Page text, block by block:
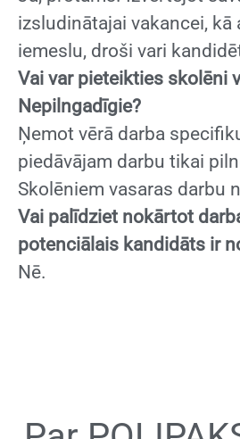
izsludinātajai vakancei, kā
iemeslu, droši vari
Vai var pieteikties skolēni
Nepilngadīgie?
Ņemot vērā darba
piedāvājam darbu tikai
Skolēniem vasaras darbu
Vai palīdziet nokārtot
potenciālais kandidāts ir
Nē.